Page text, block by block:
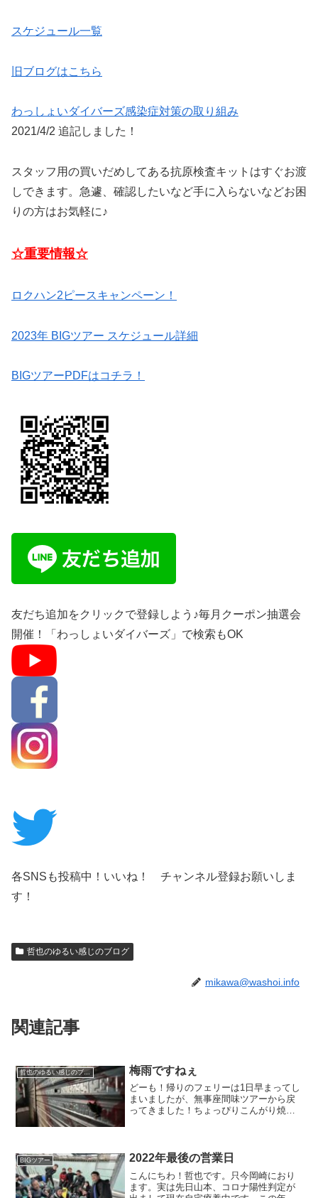
スケジュール一覧
旧ブログはこちら
わっしょいダイバーズ感染症対策の取り組み
2021/4/2 追記しました！
スタッフ用の買いだめしてある抗原検査キットはすぐお渡
しできます。急遽、確認したいなど手に入らないなどお困
りの方はお気軽に♪
☆重要情報☆
ロクハン2ピースキャンペーン！
2023年 BIGツアー スケジュール詳細
BIGツアーPDFはコチラ！
友だち追加をクリックで登録しよう♪毎月クーポン抽選会
開催！「わっしょいダイバーズ」で検索もOK
各SNSも投稿中！いいね！ チャンネル登録お願いしま
す！
哲也のゆるい感じのブログ
mikawa@washoi.info
関連記事
哲也のゆるい感じのブログ 梅雨ですねぇ
どーも！帰りのフェリーは1日早まってし
まいましたが、無事座間味ツアーから戻
ってきました！ちょっぴりこんがり焼け
てました^ - ^また...
BIGツアー 2022年最後の営業日
こんにちわ！哲也です。只今岡崎におり
ます。実は先日山本、コロナ陽性判定が